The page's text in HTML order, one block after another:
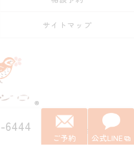
6444
ご予約 公式LINE
サイトマップ
事務所 ALL RIGHTS RESERVED.